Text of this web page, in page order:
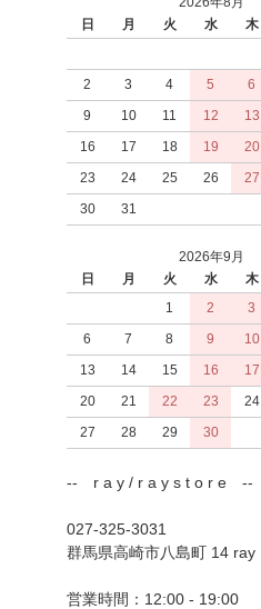
日
月 火 水 木
2
3 4 5 6
9
10 11 12 13
16
17 18 19 20
23
24 25 26 27
30
31
2026年9月
日
月 火 水 木
1
2 3
6
7 8 9 10
13
14 15 16 17
20
21 22 23 24
27
28 29 30
-- r a y / r a y s t o r e --
027-325-3031
群馬県高崎市八島町 14 ray
営業時間：12:00 - 19:00